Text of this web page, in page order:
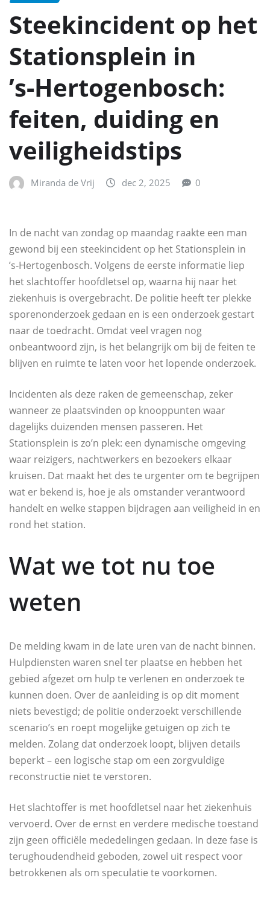
Steekincident op het
Stationsplein in
’s‑Hertogenbosch:
feiten, duiding en
veiligheidstips
Miranda de Vrij dec 2, 2025 0
In de nacht van zondag op maandag raakte een man
gewond bij een steekincident op het Stationsplein in
’s‑Hertogenbosch. Volgens de eerste informatie liep
het slachtoffer hoofdletsel op, waarna hij naar het
ziekenhuis is overgebracht. De politie heeft ter plekke
sporenonderzoek gedaan en is een onderzoek gestart
naar de toedracht. Omdat veel vragen nog
onbeantwoord zijn, is het belangrijk om bij de feiten te
blijven en ruimte te laten voor het lopende onderzoek.
Incidenten als deze raken de gemeenschap, zeker
wanneer ze plaatsvinden op knooppunten waar
dagelijks duizenden mensen passeren. Het
Stationsplein is zo’n plek: een dynamische omgeving
waar reizigers, nachtwerkers en bezoekers elkaar
kruisen. Dat maakt het des te urgenter om te begrijpen
wat er bekend is, hoe je als omstander verantwoord
handelt en welke stappen bijdragen aan veiligheid in en
rond het station.
Wat we tot nu toe
weten
De melding kwam in de late uren van de nacht binnen.
Hulpdiensten waren snel ter plaatse en hebben het
gebied afgezet om hulp te verlenen en onderzoek te
kunnen doen. Over de aanleiding is op dit moment
niets bevestigd; de politie onderzoekt verschillende
scenario’s en roept mogelijke getuigen op zich te
melden. Zolang dat onderzoek loopt, blijven details
beperkt – een logische stap om een zorgvuldige
reconstructie niet te verstoren.
Het slachtoffer is met hoofdletsel naar het ziekenhuis
vervoerd. Over de ernst en verdere medische toestand
zijn geen officiële mededelingen gedaan. In deze fase is
terughoudendheid geboden, zowel uit respect voor
betrokkenen als om speculatie te voorkomen.